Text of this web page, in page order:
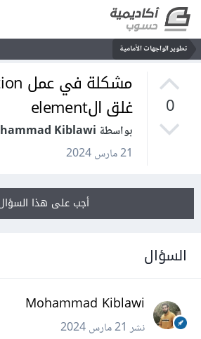
تطوير الواجهات الأمامية
0
غلق الelement
بواسطة Mohammad Kiblawi
21 مارس 2024
أجب على هذا السؤال
السؤال
Mohammad Kiblawi
نشر21 مارس 2024